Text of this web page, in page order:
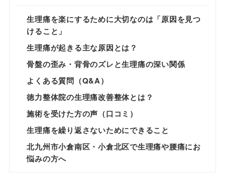
生理痛を楽にするために大切なのは「原因を見つ
けること」
生理痛が起きる主な原因とは？
骨盤の歪み・背骨のズレと生理痛の深い関係
よくある質問（Q&A）
徳力整体院の生理痛改善整体とは？
施術を受けた方の声（口コミ）
生理痛を繰り返さないためにできること
北九州市小倉南区・小倉北区で生理痛や腰痛にお
悩みの方へ